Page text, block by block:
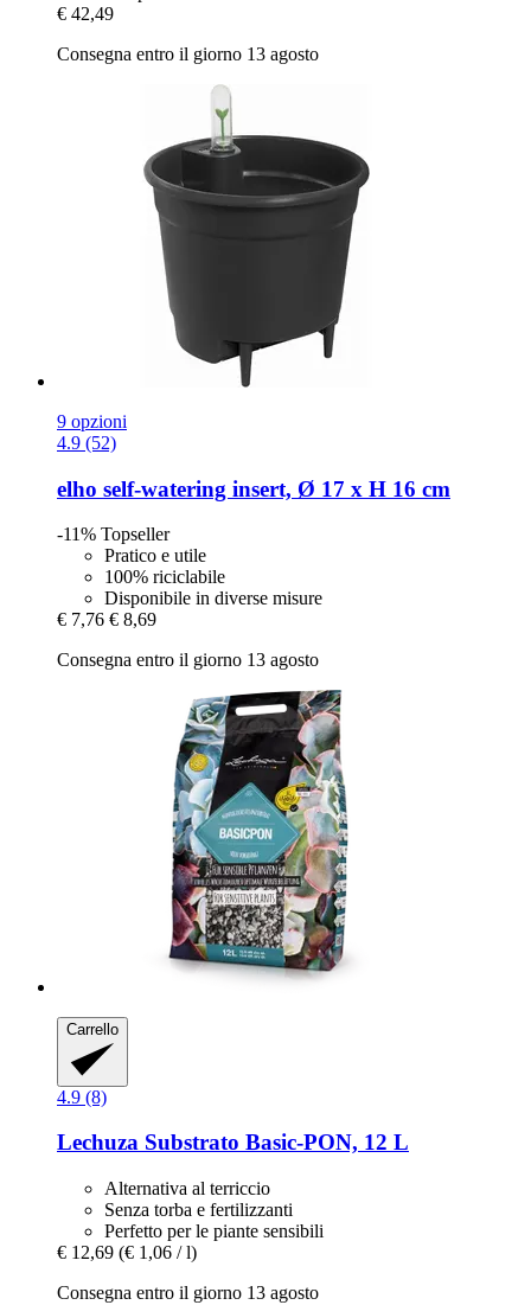
€ 42,49
Consegna entro il giorno 13 agosto
9 opzioni
4.9 (52)
elho self-​watering insert, Ø 17 x H 16 cm
-11% Topseller
Pratico e utile
100% riciclabile
Disponibile in diverse misure
€ 7,76 € 8,69
Consegna entro il giorno 13 agosto
Carrello
4.9 (8)
Lechuza Substrato Basic-​PON, 12 L
Alternativa al terriccio
Senza torba e fertilizzanti
Perfetto per le piante sensibili
€ 12,69 (€ 1,06 / l)
Consegna entro il giorno 13 agosto